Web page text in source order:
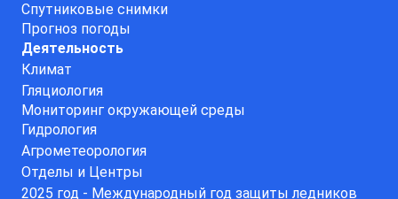
Спутниковые снимки
Прогноз погоды
Деятельность
Климат
Гляциология
Мониторинг окружающей среды
Гидрология
Агрометеорология
Отделы и Центры
2025 год - Международный год защиты ледников